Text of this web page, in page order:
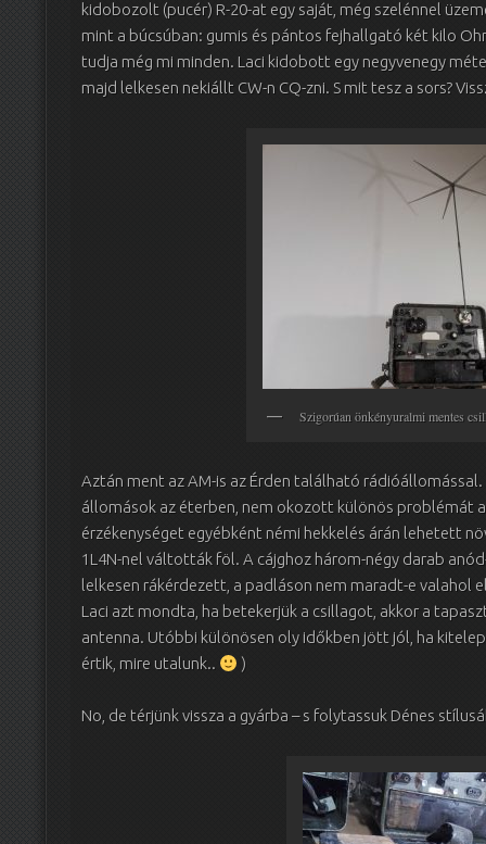
kidobozolt (pucér) R-20-at egy saját, még szelénnel
mint a búcsúban: gumis és pántos fejhallgató két kilo
tudja még mi minden. Laci kidobott egy negyvenegy
majd lelkesen nekiállt CW-n CQ-zni. S mit tesz a sors?
Szigorúan önkényuralmi mentes
Aztán ment az AM-is az Érden található
állomások az éterben, nem okozott különös problémát
érzékenységet egyébként némi hekkelés árán lehetett
1L4N-nel váltották föl. A cájghoz három-négy darab
lelkesen rákérdezett, a padláson nem maradt-e valahol
Laci azt mondta, ha betekerjük a csillagot, akkor a
antenna. Utóbbi különösen oly időkben jött jól, ha
értik, mire utalunk..
)
No, de térjünk vissza a gyárba – s folytassuk Dénes